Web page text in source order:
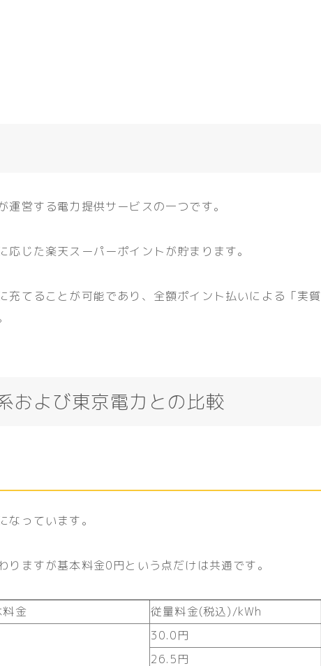
運営する電力提供サービスの一つです。
じた楽天スーパーポイントが貯まります。
充てることが可能であり、全額ポイント払いによる「実質
および東京電力との比較
っています。
ますが基本料金0円という点だけは共通です。
金
従量料金(税込)/kWh
30.0円
26.5円